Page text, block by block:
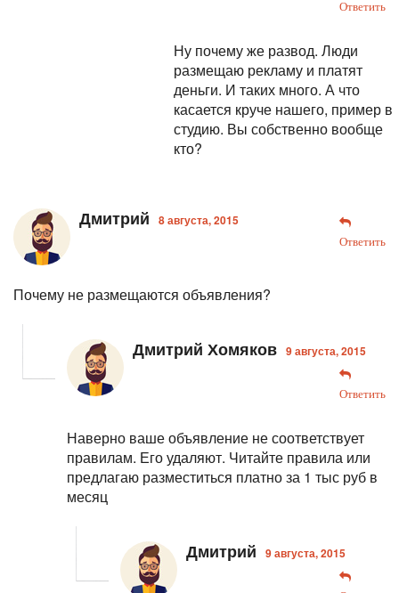
Ответить
Ну почему же развод. Люди
размещаю рекламу и платят
деньги. И таких много. А что
касается круче нашего, пример в
студию. Вы собственно вообще
кто?
Дмитрий 8 августа, 2015
Ответить
Почему не размещаются объявления?
Дмитрий Хомяков 9 августа, 2015
Ответить
Наверно ваше объявление не соответствует
правилам. Его удаляют. Читайте правила или
предлагаю разместиться платно за 1 тыс руб в
месяц
Дмитрий 9 августа, 2015